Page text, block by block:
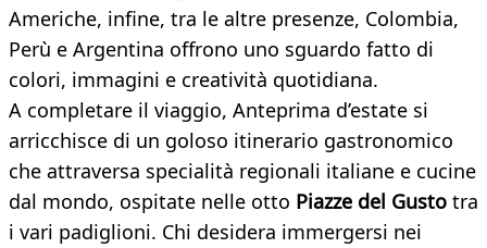
Americhe, infine, tra le altre presenze, Colombia,
Perù e Argentina offrono uno sguardo fatto di
colori, immagini e creatività quotidiana.
A completare il viaggio, Anteprima d’estate si
arricchisce di un goloso itinerario gastronomico
che attraversa specialità regionali italiane e cucine
dal mondo, ospitate nelle otto Piazze del Gusto tra
i vari padiglioni. Chi desidera immergersi nei